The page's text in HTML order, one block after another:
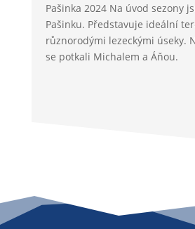
Pašinka 2024 Na úvod sezony
Pašinku. Představuje ideální
různorodými lezeckými úseky.
se potkali Michalem a Áňou.